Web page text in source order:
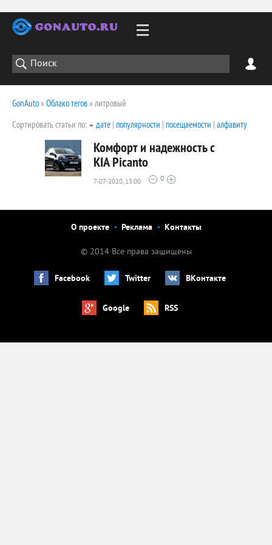
GonAuto» Облако тегов» литровый
Сортировать статьи по:
дате | популярности | посещаемости | алфавиту
Комфорт и надежность с
KIA Picanto
7-07-2020, 13:00 0
О проекте Реклама Контакты
© 2014 Все права защищены
Facebook Twitter ВКонтакте
Google RSS